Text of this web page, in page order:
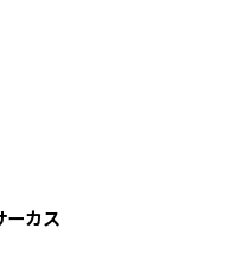
ーカス